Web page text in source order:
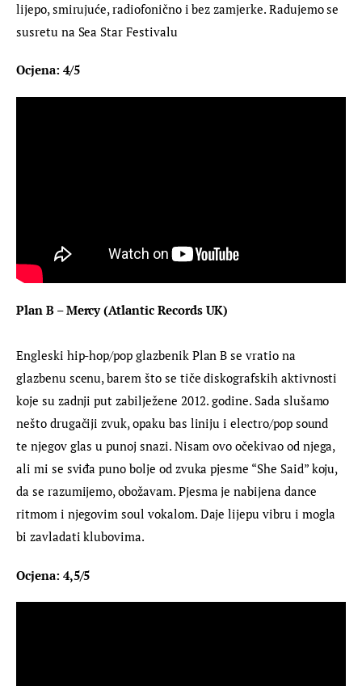
lijepo, smirujuće, radiofonično i bez zamjerke. Radujemo se
susretu na Sea Star Festivalu
Ocjena: 4/5
Plan B – Mercy (Atlantic Records UK)
Engleski hip-hop/pop glazbenik Plan B se vratio na
glazbenu scenu, barem što se tiče diskografskih aktivnosti
koje su zadnji put zabilježene 2012. godine. Sada slušamo
nešto drugačiji zvuk, opaku bas liniju i electro/pop sound
te njegov glas u punoj snazi. Nisam ovo očekivao od njega,
ali mi se sviđa puno bolje od zvuka pjesme “She Said” koju,
da se razumijemo, obožavam. Pjesma je nabijena dance
ritmom i njegovim soul vokalom. Daje lijepu vibru i mogla
bi zavladati klubovima.
Ocjena: 4,5/5